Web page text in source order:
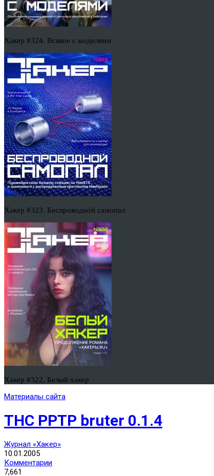
Хакер #324. Всякое с моделями
Хакер #323. Беспроводной самопал
Хакер #322. Белый хакер
Материалы сайта
THC PPTP bruter 0.1.4
Журнал «Хакер»
10.01.2005
Комментарии
7,661